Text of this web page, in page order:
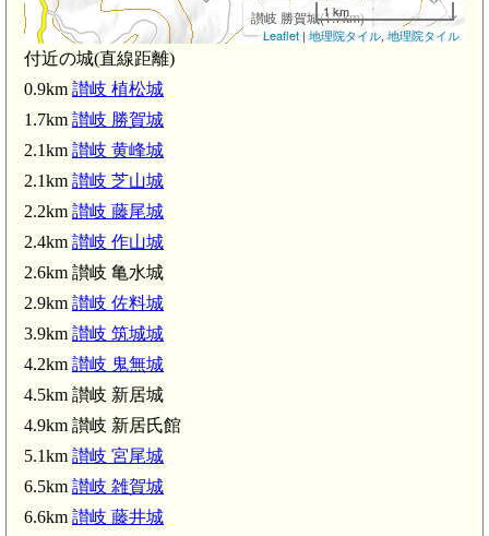
讃岐国分尼寺(5.1km)
讃岐 勝賀城(1.7km)
讃岐 新居城(4.5km)
讃岐 新居氏館(4.9km)
讃岐 宮尾城(5.1km)
1 km
Leaflet | 地理院タイル,地理院タイル
付近の城(直線距離)
0.9km 讃岐 植松城
1.7km 讃岐 勝賀城
2.1km 讃岐 黄峰城
2.1km 讃岐 芝山城
2.2km 讃岐 藤尾城
2.4km 讃岐 作山城
2.6km 讃岐 亀水城
2.9km 讃岐 佐料城
3.9km 讃岐 筑城城
4.2km 讃岐 鬼無城
4.5km 讃岐 新居城
4.9km 讃岐 新居氏館
5.1km 讃岐 宮尾城
6.5km 讃岐 雑賀城
6.6km 讃岐 藤井城